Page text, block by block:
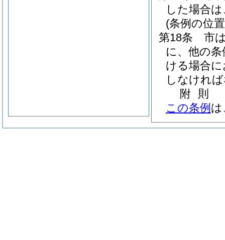
した場合
(条例の位
第18条
市
に、他の
ける場合
しなけれ
附 則
この条例 は